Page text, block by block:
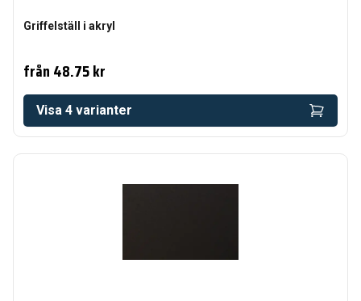
Griffelställ i akryl
från48.75 kr
Visa 4 varianter